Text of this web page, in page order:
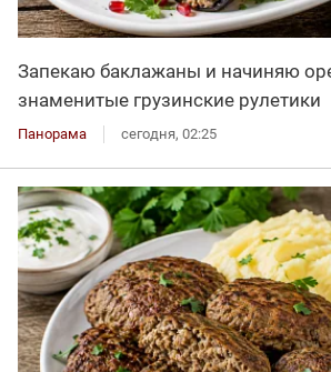
Запекаю баклажаны и начиняю
знаменитые грузинские рулетики
Панорама сегодня, 02:25